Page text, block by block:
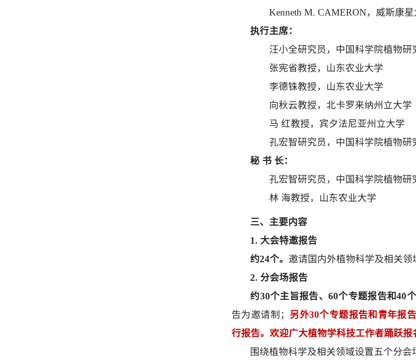
Kenneth M. CAMERON，威斯康
执行主席：
汪小全研究员，中国科学院植物研
张宪省教授，山东农业大学
李德铢教授，山东农业大学
向秋云教授，北卡罗来纳州立大学
马 红教授，宾夕法尼亚州立大学
孔宏智研究员，中国科学院植物研
秘 书 长：
孔宏智研究员，中国科学院植物研
林 海教授，山东农业大学
三、主要内容
1. 大会特邀报告
约24个。 邀请国内外植物科学及相关领
2.分会场报告
约30个主旨报告、60个专题报告和40
告为邀请制； 另外30个专题报告和青年报
行报告。欢迎广大植物学科技工作者踊跃报
围绕植物科学及相关领域设置五个分会